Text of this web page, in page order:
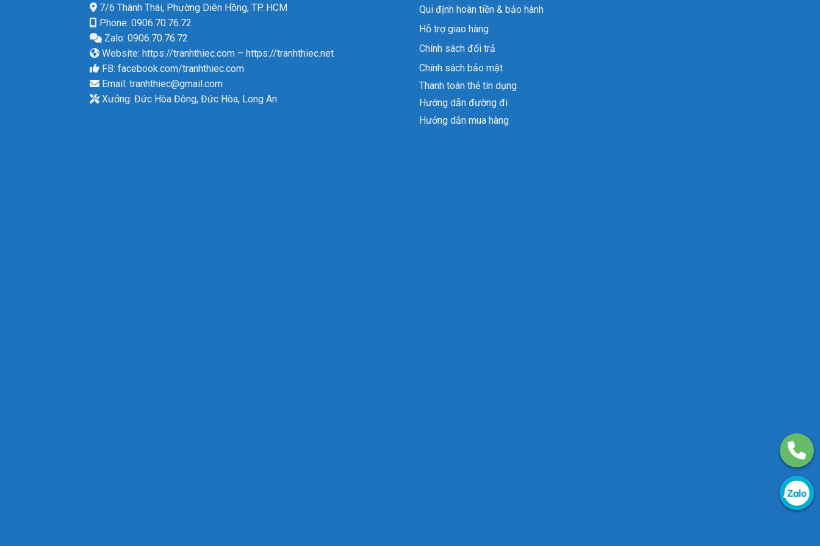
7/6 Thành Thái, Phường Diên Hồng, TP. HCM
Phone: 0906.70.76.72
Zalo: 0906.70.76.72
Website: https://tranhthiec.com – https://tranhthiec.net
FB: facebook.com/tranhthiec.com
Email: tranhthiec@gmail.com
Xưởng: Đức Hòa Đông, Đức Hòa, Long An
Qui định hoàn tiền & bảo hành
Hỗ trợ giao hàng
Chính sách đổi trả
Chính sách bảo mật
Thanh toán thẻ tín dụng
Hướng dẫn đường đi
Hướng dẫn mua hàng